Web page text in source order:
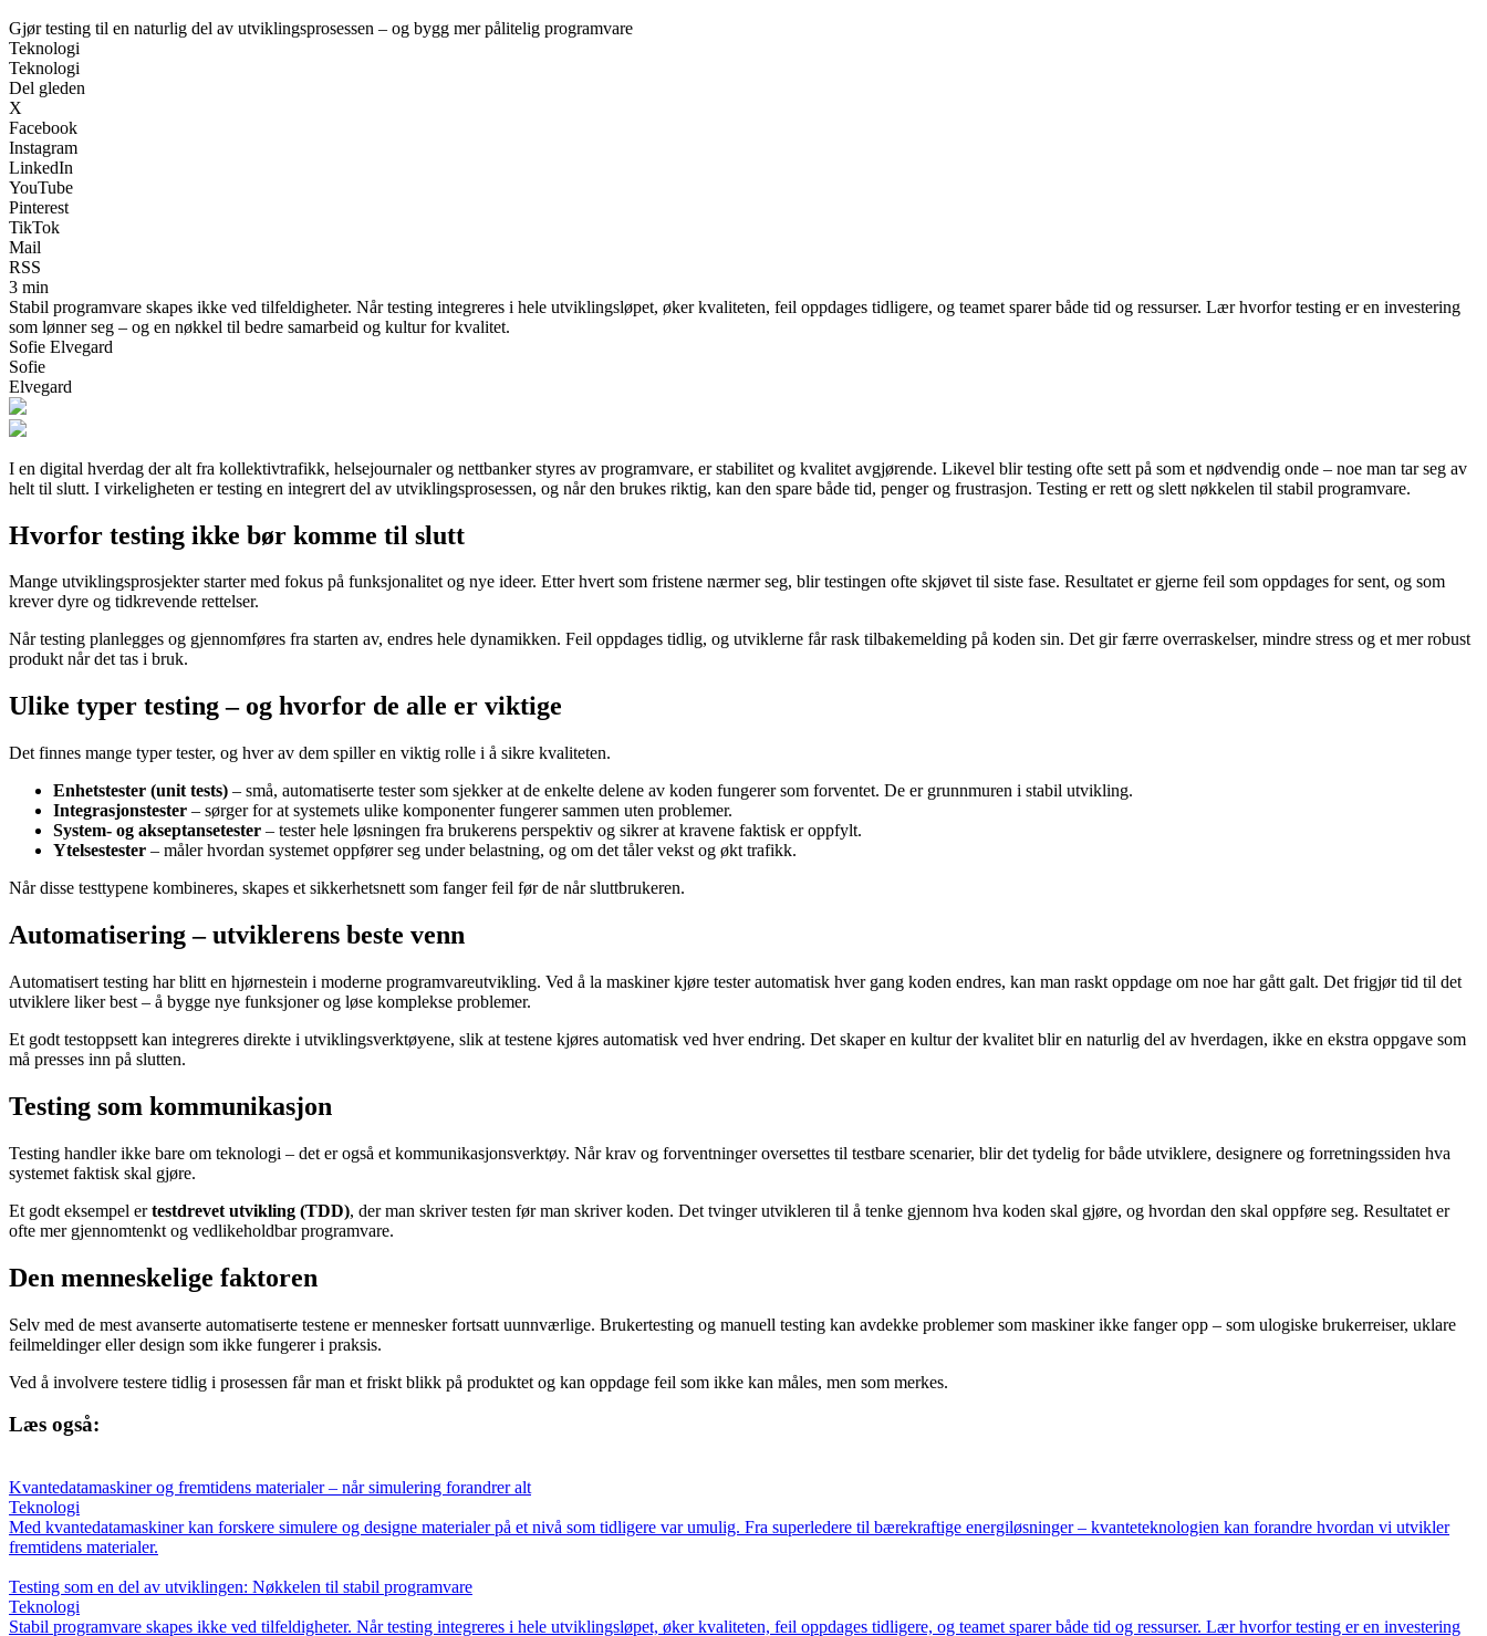
Gjør testing til en naturlig del av utviklingsprosessen – og bygg mer pålitelig programvare
Teknologi
Teknologi
Del gleden
X
Facebook
Instagram
LinkedIn
YouTube
Pinterest
TikTok
Mail
RSS
3 min
Stabil programvare skapes ikke ved tilfeldigheter. Når testing integreres i hele utviklingsløpet, øker kvaliteten, feil oppdages tidligere, og teamet sparer både tid og ressurser. Lær hvorfor testing er en investering
som lønner seg – og en nøkkel til bedre samarbeid og kultur for kvalitet.
Sofie Elvegard
Sofie
Elvegard
I en digital hverdag der alt fra kollektivtrafikk, helsejournaler og nettbanker styres av programvare, er stabilitet og kvalitet avgjørende. Likevel blir testing ofte sett på som et nødvendig onde – noe man tar seg av
helt til slutt. I virkeligheten er testing en integrert del av utviklingsprosessen, og når den brukes riktig, kan den spare både tid, penger og frustrasjon. Testing er rett og slett nøkkelen til stabil programvare.
Hvorfor testing ikke bør komme til slutt
Mange utviklingsprosjekter starter med fokus på funksjonalitet og nye ideer. Etter hvert som fristene nærmer seg, blir testingen ofte skjøvet til siste fase. Resultatet er gjerne feil som oppdages for sent, og som
krever dyre og tidkrevende rettelser.
Når testing planlegges og gjennomføres fra starten av, endres hele dynamikken. Feil oppdages tidlig, og utviklerne får rask tilbakemelding på koden sin. Det gir færre overraskelser, mindre stress og et mer robust
produkt når det tas i bruk.
Ulike typer testing – og hvorfor de alle er viktige
Det finnes mange typer tester, og hver av dem spiller en viktig rolle i å sikre kvaliteten.
Enhetstester (unit tests) – små, automatiserte tester som sjekker at de enkelte delene av koden fungerer som forventet. De er grunnmuren i stabil utvikling.
Integrasjonstester – sørger for at systemets ulike komponenter fungerer sammen uten problemer.
System- og akseptansetester – tester hele løsningen fra brukerens perspektiv og sikrer at kravene faktisk er oppfylt.
Ytelsestester – måler hvordan systemet oppfører seg under belastning, og om det tåler vekst og økt trafikk.
Når disse testtypene kombineres, skapes et sikkerhetsnett som fanger feil før de når sluttbrukeren.
Automatisering – utviklerens beste venn
Automatisert testing har blitt en hjørnestein i moderne programvareutvikling. Ved å la maskiner kjøre tester automatisk hver gang koden endres, kan man raskt oppdage om noe har gått galt. Det frigjør tid til det
utviklere liker best – å bygge nye funksjoner og løse komplekse problemer.
Et godt testoppsett kan integreres direkte i utviklingsverktøyene, slik at testene kjøres automatisk ved hver endring. Det skaper en kultur der kvalitet blir en naturlig del av hverdagen, ikke en ekstra oppgave som
må presses inn på slutten.
Testing som kommunikasjon
Testing handler ikke bare om teknologi – det er også et kommunikasjonsverktøy. Når krav og forventninger oversettes til testbare scenarier, blir det tydelig for både utviklere, designere og forretningssiden hva
systemet faktisk skal gjøre.
Et godt eksempel ertestdrevet utvikling (TDD), der man skriver testen før man skriver koden. Det tvinger utvikleren til å tenke gjennom hva koden skal gjøre, og hvordan den skal oppføre seg. Resultatet er
ofte mer gjennomtenkt og vedlikeholdbar programvare.
Den menneskelige faktoren
Selv med de mest avanserte automatiserte testene er mennesker fortsatt uunnværlige. Brukertesting og manuell testing kan avdekke problemer som maskiner ikke fanger opp – som ulogiske brukerreiser, uklare
feilmeldinger eller design som ikke fungerer i praksis.
Ved å involvere testere tidlig i prosessen får man et friskt blikk på produktet og kan oppdage feil som ikke kan måles, men som merkes.
Læs også:
Kvantedatamaskiner og fremtidens materialer – når simulering forandrer alt
Teknologi
Med kvantedatamaskiner kan forskere simulere og designe materialer på et nivå som tidligere var umulig. Fra superledere til bærekraftige energiløsninger – kvanteteknologien kan forandre hvordan vi utvikler
fremtidens materialer.
Testing som en del av utviklingen: Nøkkelen til stabil programvare
Teknologi
Stabil programvare skapes ikke ved tilfeldigheter. Når testing integreres i hele utviklingsløpet, øker kvaliteten, feil oppdages tidligere, og teamet sparer både tid og ressurser. Lær hvorfor testing er en investering